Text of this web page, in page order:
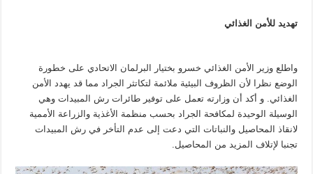
تهديد للأمن الغذائي
واطلع وزير الأمن الغذائي خسرو بختيار البرلمان الاتحادي على خطورة
الوضع نظرا لأن الظروف البيئية ملائمة لتكاتثر الجراد مما قد يهدد الأمن
الغذائي. و أكد أن وزارته تعمل على توفير طائرات رش المبيدات وهي
الوسيلة الوحيدة لمكافحة الجراد بحسب منظمة الأغذية والزراعة الأممية
لانقاذ المحاصيل والنباتات التي دعت إلى عدم التأخر في رش المبيدات
تجنبا لإتلاف المزيد من المحاصيل.